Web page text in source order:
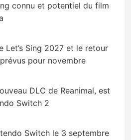
connu et potentiel du film
Let’s Sing 2027 et le retour
pour novembre
DLC de Reanimal, est
Switch 2
Switch le 3 septembre